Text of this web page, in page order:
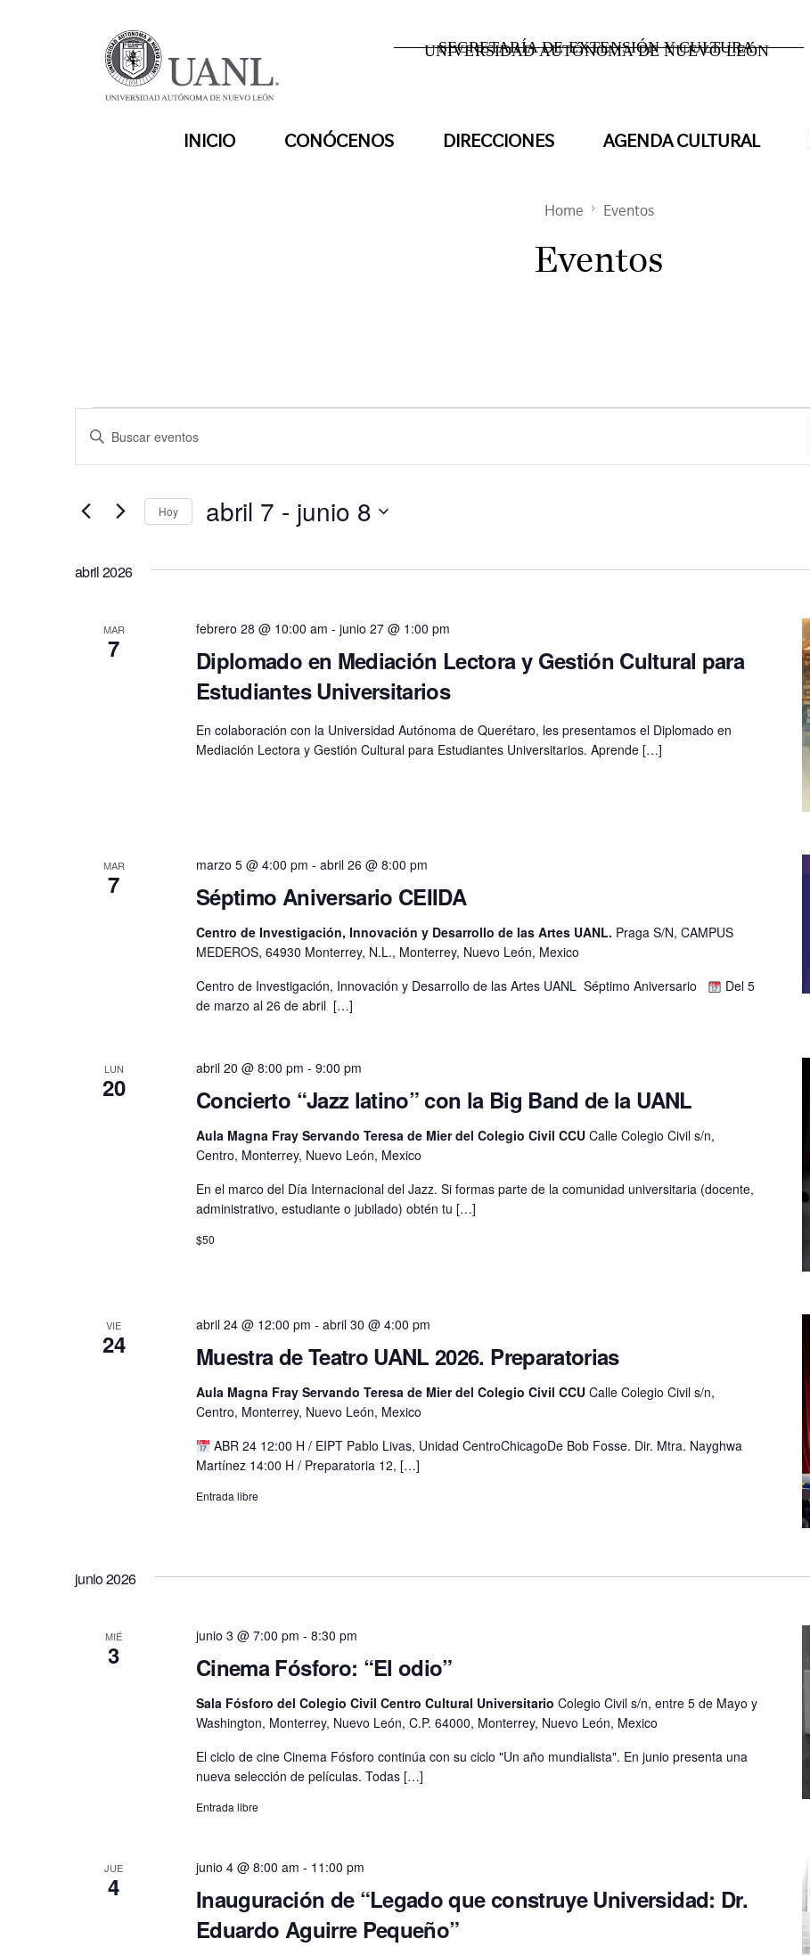
UNIVERSIDAD AUTÓNOMA DE NUEVO LEÓN
SECRETARÍA DE EXTENSIÓN Y CULTURA
INICIO CONÓCENOS DIRECCIONES AGENDA CULTURAL
Home Eventos
Eventos
Búsqueda
y
navegació
de
vistas
Introduce
clave.
para
palabra
clave.
Hoy abril 7 - junio 8
abril 2026
MAR
7
Diplomado en Mediación Lectora y Gestión Cultural para
Estudiantes Universitarios
febrero 28 @ 10:00 am - junio 27 @ 1:00 pm
En colaboración con la Universidad Autónoma de Querétaro, les presentamos el Diplomado en
Mediación Lectora y Gestión Cultural para Estudiantes Universitarios. Aprende […]
MAR
7 Séptimo Aniversario CEIIDA
marzo 5 @ 4:00 pm - abril 26 @ 8:00 pm
Centro de Investigación, Innovación y Desarrollo de las Artes UANL. Praga S/N, CAMPUS
MEDEROS, 64930 Monterrey, N.L., Monterrey, Nuevo León, Mexico
Centro de Investigación, Innovación y Desarrollo de las Artes UANL Séptimo Aniversario
Del 5
de marzo al 26 de abril […]
LUN
20 Concierto “Jazz latino” con la Big Band de la UANL
abril 20 @ 8:00 pm - 9:00 pm
Aula Magna Fray Servando Teresa de Mier del Colegio Civil CCU Calle Colegio Civil s/n,
Centro, Monterrey, Nuevo León, Mexico
En el marco del Día Internacional del Jazz. Si formas parte de la comunidad universitaria (docente,
administrativo, estudiante o jubilado) obtén tu […]
$50
VIE
24 Muestra de Teatro UANL 2026. Preparatorias
abril 24 @ 12:00 pm - abril 30 @ 4:00 pm
Aula Magna Fray Servando Teresa de Mier del Colegio Civil CCU Calle Colegio Civil s/n,
Centro, Monterrey, Nuevo León, Mexico
ABR 24 12:00 H / EIPT Pablo Livas, Unidad CentroChicagoDe Bob Fosse. Dir. Mtra. Nayghwa
Martínez 14:00 H / Preparatoria 12, […]
Entrada libre
junio 2026
MIÉ
3 Cinema Fósforo: “El odio”
junio 3 @ 7:00 pm - 8:30 pm
Sala Fósforo del Colegio Civil Centro Cultural Universitario Colegio Civil s/n, entre 5 de Mayo y
Washington, Monterrey, Nuevo León, C.P. 64000, Monterrey, Nuevo León, Mexico
El ciclo de cine Cinema Fósforo continúa con su ciclo "Un año mundialista". En junio presenta una
nueva selección de películas. Todas […]
Entrada libre
JUE
4
Inauguración de “Legado que construye Universidad: Dr.
Eduardo Aguirre Pequeño”
junio 4 @ 8:00 am - 11:00 pm